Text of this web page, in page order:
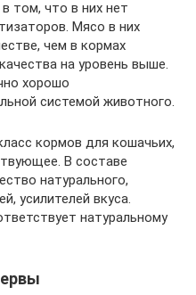
том, что в них нет
Мясо в них
чем в кормах
на уровень выше.
хорошо
системой животного.
кормов для кошачьих,
В составе
натурального,
усилителей вкуса.
натуральному